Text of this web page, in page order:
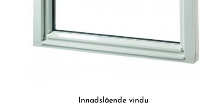
Innadslående vindu